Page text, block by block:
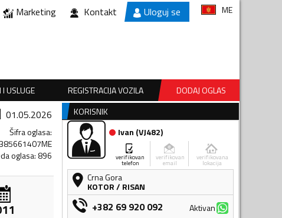
Marketing Kontakt Uloguj se ME
I USLUGE REGISTRACIJA VOZILA
DODAJ OGLAS
01.05.2026
Šifra oglasa:
oglasa: 896
KORISNIK
Ivan (VJ482)
verifikovan
telefon
verifikovan
email
verifikovana
lokacija
Crna Gora
KOTOR/ RISAN
+382 69 920 092 Aktivan